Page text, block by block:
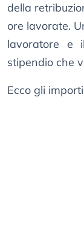
della
ore lavorate.
lavoratore e
stipendio che
Ecco gli